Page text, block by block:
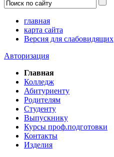
главная
карта сайта
Версия для слабовидящих
Авторизация
Главная
Колледж
Абитуриенту
Родителям
Студенту
Выпускнику
Курсы проф.подготовки
Контакты
Изделия